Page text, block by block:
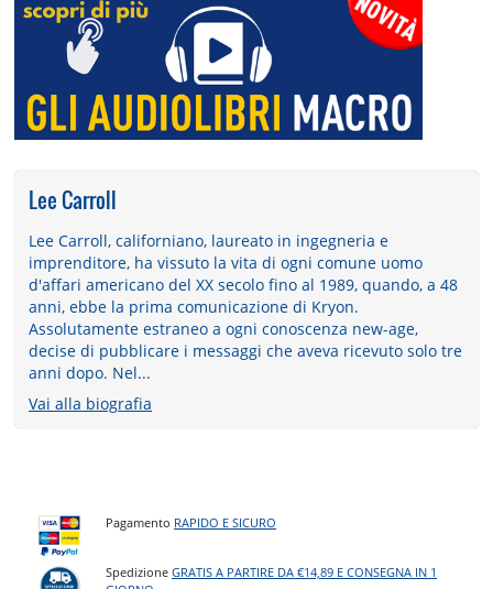
Lee Carroll
Lee Carroll, californiano, laureato in ingegneria e
imprenditore, ha vissuto la vita di ogni comune uomo
d'affari americano del XX secolo fino al 1989, quando, a 48
anni, ebbe la prima comunicazione di Kryon.
Assolutamente estraneo a ogni conoscenza new-age,
decise di pubblicare i messaggi che aveva ricevuto solo tre
anni dopo. Nel...
Vai alla biografia
Pagamento RAPIDO E SICURO
SpedizioneGRATIS A PARTIRE DA €14,89 E CONSEGNA IN 1